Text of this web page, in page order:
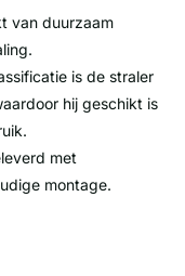
van duurzaam
is de straler
hij geschikt is
met
montage.